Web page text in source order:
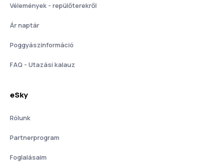
Vélemények - repülőterekről
Ár naptár
Poggyászinformáció
FAQ - Utazási kalauz
eSky
Rólunk
Partnerprogram
Foglalásaim